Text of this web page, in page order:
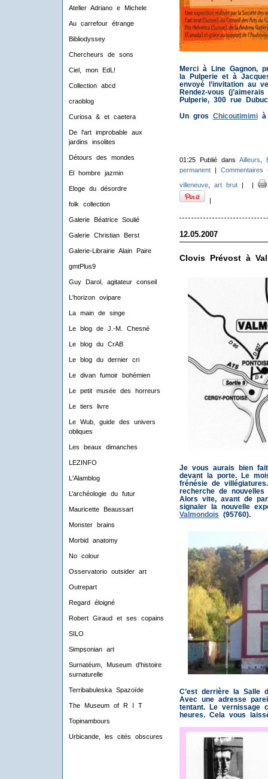
Atelier Adriano e Michele
Au carrefour étrange
Bibliodyssey
Chercheurs de sons
Ciel, mon EdL!
Collection abcd
craoblog
Curiosa & et caetera
De l'art improbable aux
jardins insolites
Détours des mondes
El hombre jazmin
Eloge du désordre
folk collection
Galerie Béatrice Soulié
Galerie Christian Berst
Galerie-Librairie Alain Paire
gmtPlus9
Guy Darol, agitateur conseil
L'horizon ovipare
La main de singe
Le blog de J.-M. Chesné
Le blog du CrAB
Le blog du dernier cri
Le divan fumoir bohémien
Le petit musée des horreurs
Le tiers livre
Le Wub, guide des univers
obliques
Les beaux dimanches
LEZINFO
L'Alamblog
L’archéologie du futur
Mauricette Beaussart
Monster brains
Morbid anatomy
No colour
Osservatorio outsider art
Outrepart
Regard éloigné
Robert Giraud et ses copains
SILO
Simpsonian art
Surnatéum, Museum d'histoire
surnaturelle
Terribabuleska Spazoïde
The Museum of R I T
Topinambours
Urbicande, les cités obscures
Merci à Line Gagnon,
la Pulperie et à
envoyé l’invitation au
Rendez-vous
Pulperie, 300 rue
Un gros Chicoutimimià
01:25 Publié dans Ailleurs
permanent| Commentaires
villeneuve, art brut| |
|
12.05.2007
Clovis Prévost à
Je vous aurais bien
devant la porte. Le
frénésie de
recherche de nouvelles
Alors vite, avant de
signaler la nouvelle
Valmondois (95760).
C’est derrière la Salle
Avec une adresse
tentant. Le vernissage
heures. Cela vous